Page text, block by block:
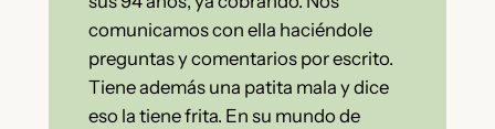
comunicamos con ella haciéndole
preguntas y comentarios por escrito.
Tiene además una patita mala y dice
eso la tiene frita. En su mundo de